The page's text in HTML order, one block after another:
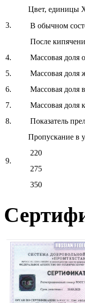
3.
Цвет, единицы
В обычном
После
4.
Массовая доля
5.
Массовая доля
6.
Массовая доля
7.
Массовая доля
8.
Показатель
9.
Пропускание в
220
275
350